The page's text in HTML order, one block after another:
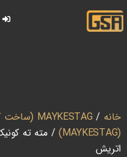
خانه / MAYKESTAG (ساخت کشور اتریش)
(MAYKESTAG)
اتریش